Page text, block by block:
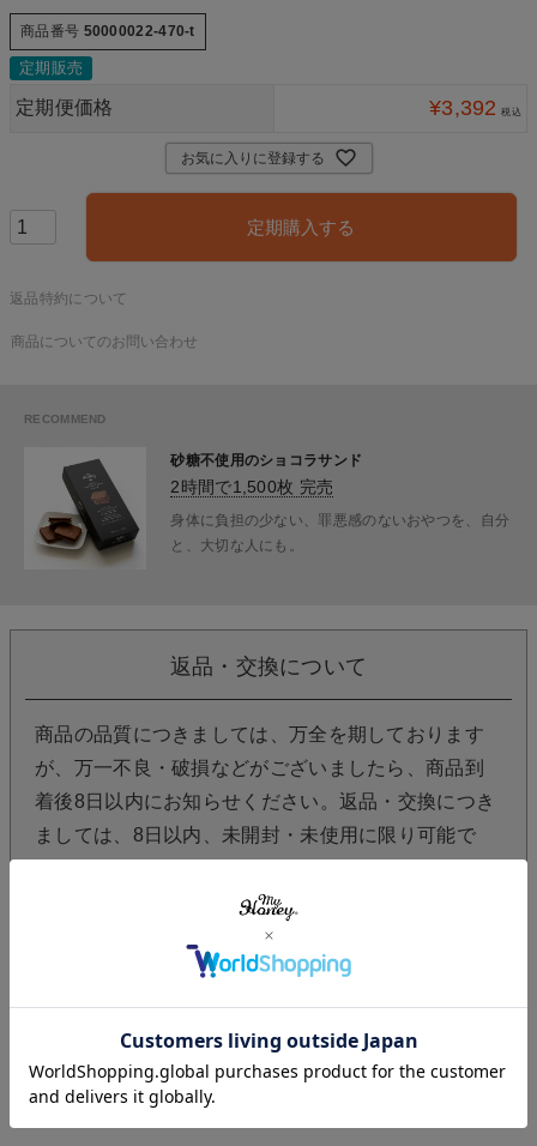
商品番号 50000022-470-t
定期販売
定期便価格 ¥3,392 税込
お気に入りに登録する
定期購入する
返品特約について
商品についてのお問い合わせ
砂糖不使用のショコラサンド
2時間で1,500枚 完売
身体に負担の少ない、罪悪感のないおやつを、自分
と、大切な人にも。
返品・交換について
商品の品質につきましては、万全を期しております
が、万一不良・破損などがございましたら、商品到
着後8日以内にお知らせください。返品・交換につき
ましては、8日以内、未開封・未使用に限り可能で